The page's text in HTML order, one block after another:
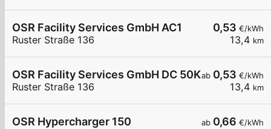
0,53 €/kWh
13,4 km
OSR Facility Services GmbH AC1
Ruster Straße 136
ab 0,53 €/kWh
13,4 km
OSR Facility Services GmbH DC 50KW
Ruster Straße 136
ab 0,66 €/kWh
OSR Hypercharger 150